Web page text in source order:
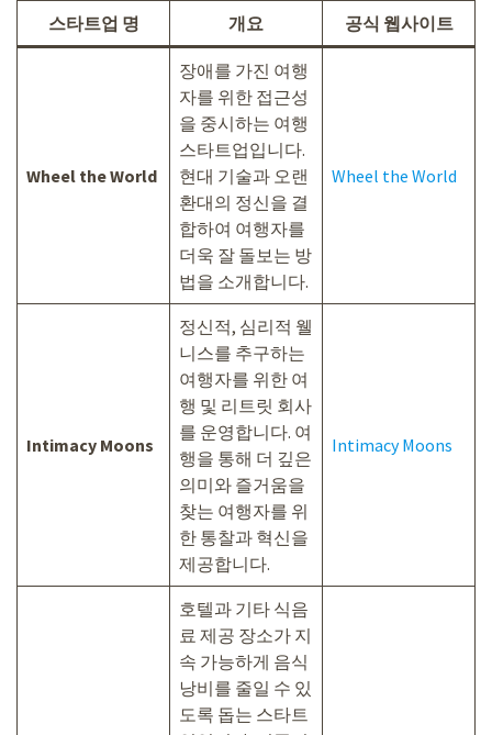
스타트업 명 개요 공식 웹사이트
Wheel the World
장애를 가진 여행
자를 위한 접근성
을 중시하는 여행
스타트업입니다.
현대 기술과 오랜
환대의 정신을 결
합하여 여행자를
더욱 잘 돌보는 방
법을 소개합니다.
Wheel the World
Intimacy Moons
정신적, 심리적 웰
니스를 추구하는
여행자를 위한 여
행 및 리트릿 회사
를 운영합니다. 여
행을 통해 더 깊은
의미와 즐거움을
찾는 여행자를 위
한 통찰과 혁신을
제공합니다.
Intimacy Moons
호텔과 기타 식음
료 제공 장소가 지
속 가능하게 음식
낭비를 줄일 수 있
도록 돕는 스타트